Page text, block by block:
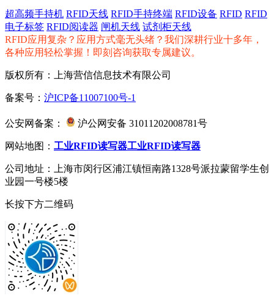
超高频手持机 RFID天线 RFID手持终端 RFID设备 RFID RFID
电子标签 RFID阅读器 闸机天线 试剂柜天线
RFID应用复杂？应用方式毫无头绪？我们深耕行业十多年，
各种应用轻松掌握！即刻咨询获取专属建议。
版权所有：上海营信信息技术有限公司
备案号： 沪ICP备11007100号-1
公安网备案： 沪公网安备 31011202008781号
网站地图： 工业RFID读写器工业RFID读写器
公司地址：上海市闵行区浦江镇恒南路1328号派拉蒙留学生创
业园一号楼5楼
长按下方二维码